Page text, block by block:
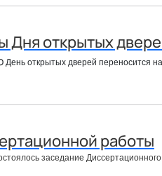
Дня открытых
День открытых дверей переносится
работы
заседание